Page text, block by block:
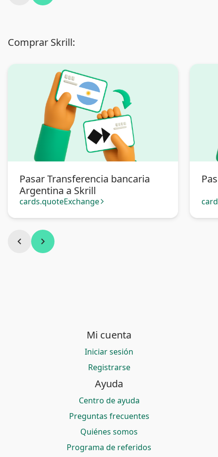
Comprar Skrill:
Pasar Transferencia bancaria
Argentina a Skrill
cards.quoteExchange arrow_forward_ios
chevron_left chevron_right
Mi cuenta
Iniciar sesión
Registrarse
Ayuda
Centro de ayuda
Preguntas frecuentes
Quiénes somos
Programa de referidos